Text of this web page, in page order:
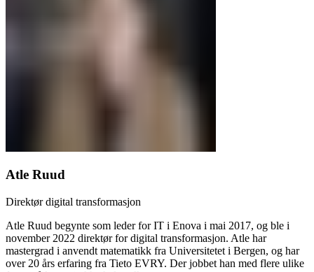
Atle Ruud
Direktør digital transformasjon
Atle Ruud begynte som leder for IT i Enova i mai 2017, og ble i
november 2022 direktør for digital transformasjon. Atle har
mastergrad i anvendt matematikk fra Universitetet i Bergen, og har
over 20 års erfaring fra Tieto EVRY. Der jobbet han med flere ulike